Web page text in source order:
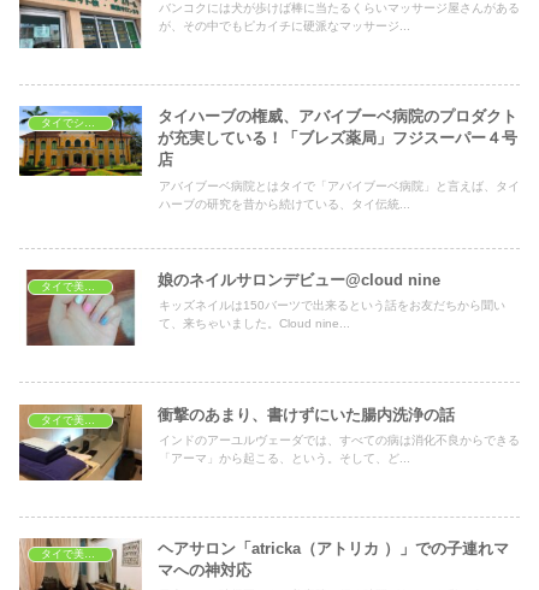
バンコクには犬が歩けば棒に当たるくらいマッサージ屋さんがある
が、その中でもピカイチに硬派なマッサージ...
タイハーブの権威、アバイブーベ病院のプロダクト
が充実している！「ブレズ薬局」フジスーパー４号
店
アバイブーベ病院とはタイで「アバイブーベ病院」と言えば、タイ
ハーブの研究を昔から続けている、タイ伝統...
娘のネイルサロンデビュー@cloud nine
キッズネイルは150バーツで出来るという話をお友だちから聞い
て、来ちゃいました。Cloud nine...
衝撃のあまり、書けずにいた腸内洗浄の話
インドのアーユルヴェーダでは、すべての病は消化不良からできる
「アーマ」から起こる、という。そして、ど...
タイで美容・健康
ヘアサロン「atricka（アトリカ ）」での子連れマ
マへの神対応